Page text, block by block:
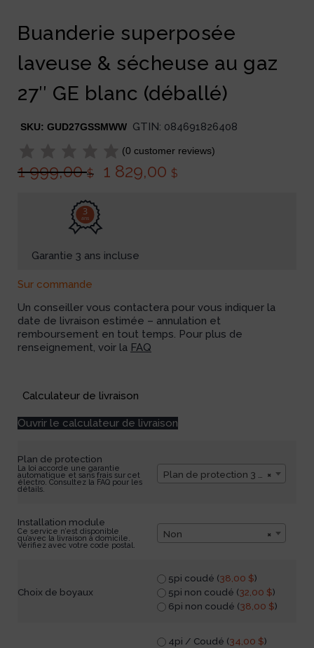
Buanderie superposée
laveuse & sécheuse au gaz
27″ GE blanc (déballé)
SKU: GUD27GSSMWW GTIN: 084691826408
(0 customer reviews)
1 999,00$ 1 829,00 $
3
ans
Garantie 3 ans incluse
Sur commande
Un conseiller vous contactera pour vous indiquer la
date de livraison estimée – annulation et
remboursement en tout temps. Pour plus de
renseignement, voir la FAQ
Calculateur de livraison
Ouvrir le calculateur de livraison
Plan de protection
La loi accorde une garantie
automatique et sans frais sur cet
électro. Consultez la FAQ pour les
détails.
×
Plan de protection 3 ans
Installation module
Ce service n’est disponible
qu’avec la livraison à domicile.
Vérifiez avec votre code postal.
×
Non
Choix de boyaux
5pi coudé (38,00 $)
5pi non coudé (32,00 $)
6pi non coudé (38,00 $)
4pi / Coudé (34,00 $)